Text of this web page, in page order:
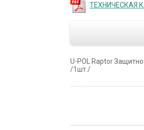
ТЕХНИЧЕСКАЯ
U-POL Raptor
/1шт./